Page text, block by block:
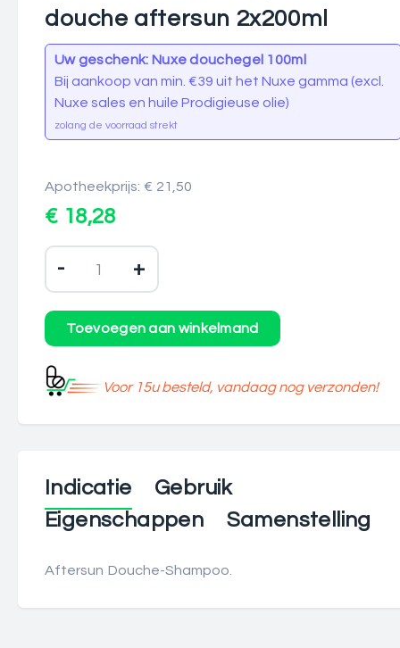
douche aftersun 2x200ml
Uw geschenk: Nuxe douchegel 100ml
Bij aankoop van min. €39 uit het Nuxe gamma (excl.
Nuxe sales en huile Prodigieuse olie)
zolang de voorraad strekt
Apotheekprijs: € 21,50
€ 18,28
- +
Voor 15u besteld, vandaag nog verzonden!
Indicatie
Gebruik
Eigenschappen
Samenstelling
Aftersun Douche-Shampoo.